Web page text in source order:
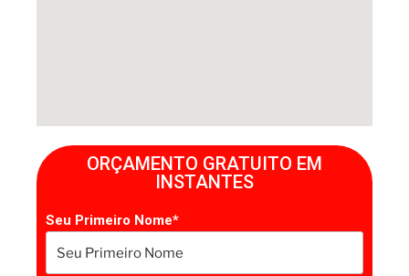
ORÇAMENTO GRATUITO EM
INSTANTES
Seu Primeiro Nome*